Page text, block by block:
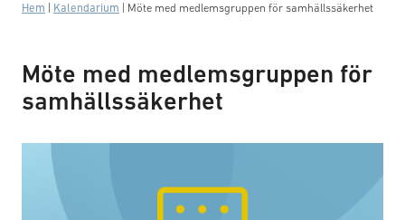
Hem Kalendarium Möte med medlemsgruppen för samhällssäkerhet
Möte med medlemsgruppen för
samhällssäkerhet